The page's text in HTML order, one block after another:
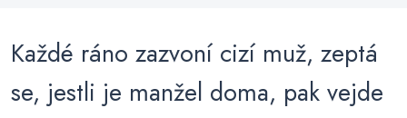
Každé ráno zazvoní cizí muž, zeptá
se, jestli je manžel doma, pak vejde